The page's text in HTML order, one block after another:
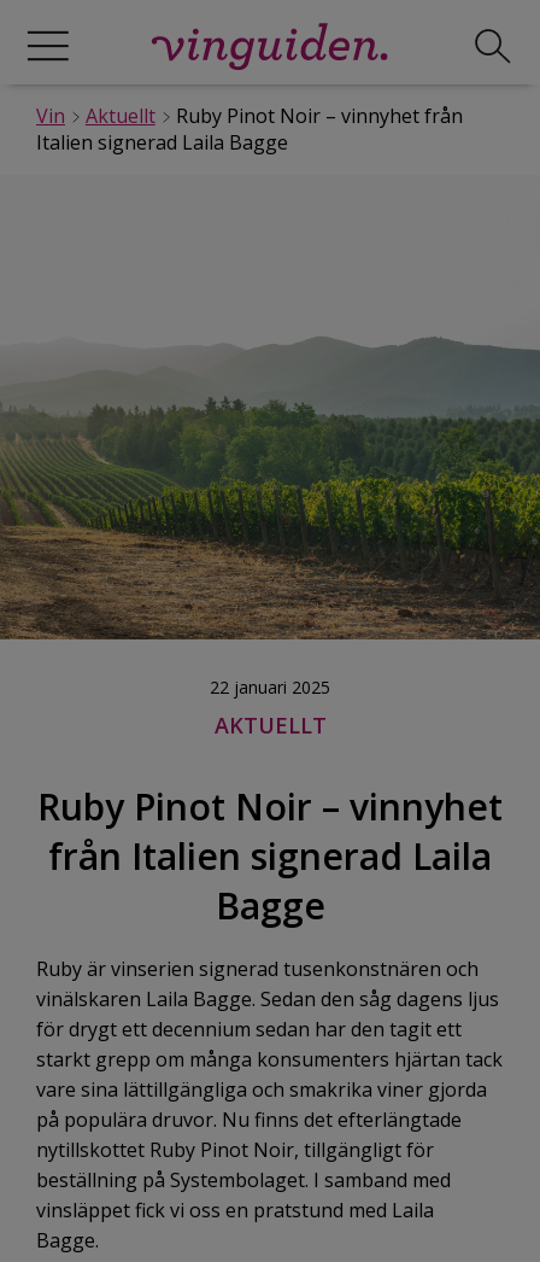
Vin Aktuellt
Ruby Pinot Noir – vinnyhet från
Italien signerad Laila Bagge
22 januari 2025
AKTUELLT
Ruby Pinot Noir – vinnyhet
från Italien signerad Laila
Bagge
Ruby är vinserien signerad tusenkonstnären och
vinälskaren Laila Bagge. Sedan den såg dagens ljus
för drygt ett decennium sedan har den tagit ett
starkt grepp om många konsumenters hjärtan tack
vare sina lättillgängliga och smakrika viner gjorda
på populära druvor. Nu finns detefterlängtade
nytillskottet Ruby Pinot Noir, tillgängligt för
beställning på Systembolaget. I samband med
vinsläppet fick vi oss en pratstund med Laila
Bagge.